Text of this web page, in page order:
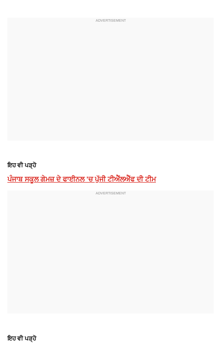
ਇਹ ਵੀ ਪੜ੍ਹੋ
ਪੰਜਾਬ ਸਕੂਲ ਗੇਮਜ਼ ਦੇ ਫਾਈਨਲ ’ਚ ਪੁੱਜੀ ਟੀਐੱਲਐੱਫ ਦੀ ਟੀਮ
ਇਹ ਵੀ ਪੜ੍ਹੋ